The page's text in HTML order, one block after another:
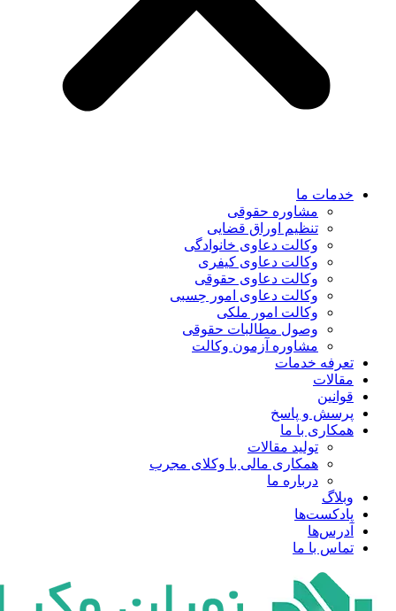
خدمات ما
مشاوره حقوقی
تنظیم اوراق قضایی
وکالت دعاوی خانوادگی
وکالت دعاوی کیفری
وکالت دعاوی حقوقی
وکالت دعاوی امور حِسبی
وکالت امور ملکی
وصول مطالبات حقوقی
مشاوره آزمون وکالت
تعرفه خدمات
مقالات
قوانین
پرسش و پاسخ
همکاری با ما
تولید مقالات
همکاری مالی با وکلای مجرب
درباره ما
وبلاگ
پادکست‌ها
آدرس‌ها
تماس با ما